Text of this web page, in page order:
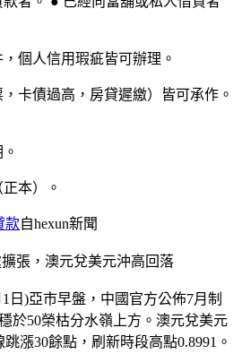
個人信用瑕疵皆可辦理。
卡債過高，房貸遲繳）皆可承作。
本）。
款自hexun新聞
張，澳元兌美元沖高回落
日)亞市早盤，中國官方公佈7月制
於50榮枯分水嶺上方。澳元兌美元
漲30餘點，刷新時段高點0.8991。